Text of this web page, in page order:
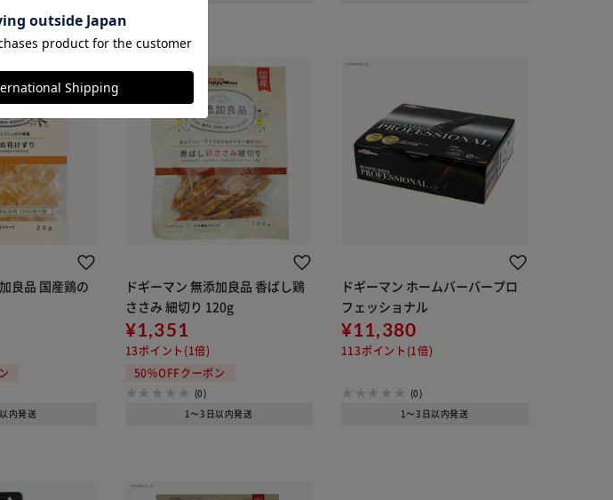
良品 国産鶏の
内発送
ドギーマン 無添加良品 香ばし鶏
ささみ 細切り 120g
¥1,351
13ポイント(1倍)
50%OFFクーポン
(0)
1～3日以内発送
ドギーマン ホームバーバープロ
フェッショナル
¥11,380
113ポイント(1倍)
(0)
1～3日以内発送